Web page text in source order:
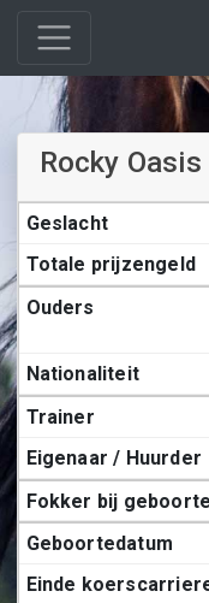
Rocky Oasis